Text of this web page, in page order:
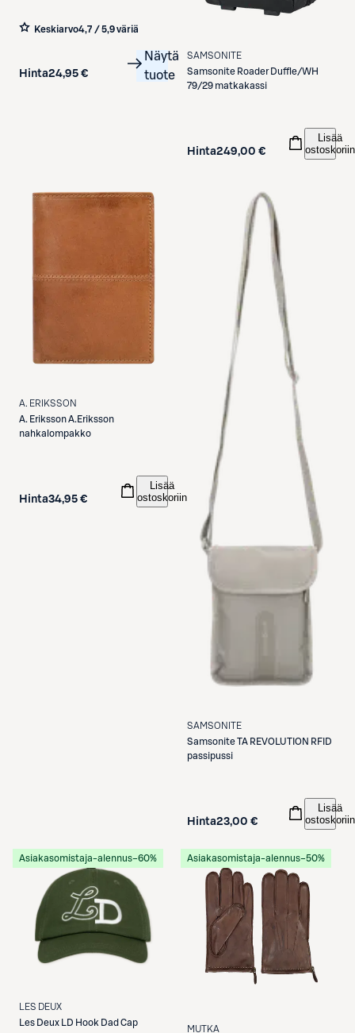
Keskiarvo4,7 / 5,9 väriä
Hinta24,95 €
Näytä
tuote
SAMSONITE
Samsonite Roader Duffle/WH
79/29 matkakassi
Hinta249,00 €
Lisää
ostoskoriin
A. ERIKSSON
A. ErikssonA.Eriksson
nahkalompakko
Hinta34,95 €
Lisää
ostoskoriin
SAMSONITE
Samsonite TA REVOLUTION RFID
passipussi
Hinta23,00 €
Lisää
ostoskoriin
Asiakasomistaja-alennus−60%
LES DEUX
Les Deux
LD Hook Dad Cap
Asiakasomistaja-alennus−50%
MUTKA